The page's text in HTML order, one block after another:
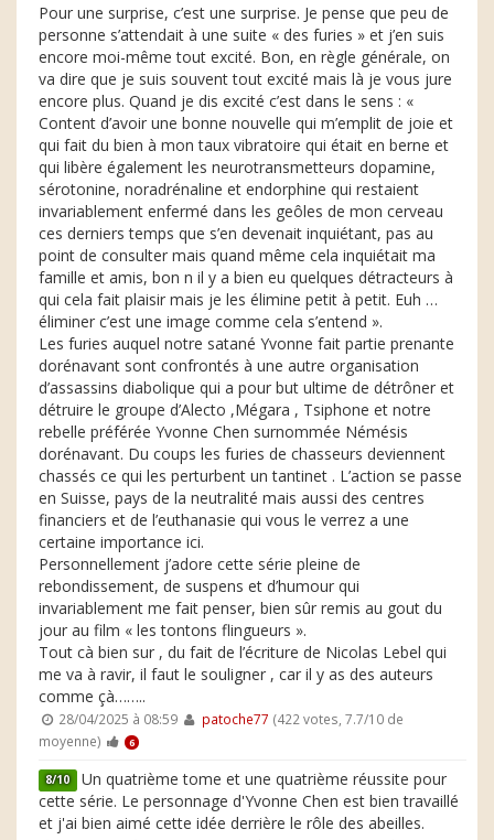
Pour une surprise, c’est une surprise. Je pense que peu de
personne s’attendait à une suite « des furies » et j’en suis
encore moi-même tout excité. Bon, en règle générale, on
va dire que je suis souvent tout excité mais là je vous jure
encore plus. Quand je dis excité c’est dans le sens : «
Content d’avoir une bonne nouvelle qui m’emplit de joie et
qui fait du bien à mon taux vibratoire qui était en berne et
qui libère également les neurotransmetteurs dopamine,
sérotonine, noradrénaline et endorphine qui restaient
invariablement enfermé dans les geôles de mon cerveau
ces derniers temps que s’en devenait inquiétant, pas au
point de consulter mais quand même cela inquiétait ma
famille et amis, bon n il y a bien eu quelques détracteurs à
qui cela fait plaisir mais je les élimine petit à petit. Euh …
éliminer c’est une image comme cela s’entend ».
Les furies auquel notre satané Yvonne fait partie prenante
dorénavant sont confrontés à une autre organisation
d’assassins diabolique qui a pour but ultime de détrôner et
détruire le groupe d’Alecto ,Mégara , Tsiphone et notre
rebelle préférée Yvonne Chen surnommée Némésis
dorénavant. Du coups les furies de chasseurs deviennent
chassés ce qui les perturbent un tantinet . L’action se passe
en Suisse, pays de la neutralité mais aussi des centres
financiers et de l’euthanasie qui vous le verrez a une
certaine importance ici.
Personnellement j’adore cette série pleine de
rebondissement, de suspens et d’humour qui
invariablement me fait penser, bien sûr remis au gout du
jour au film « les tontons flingueurs ».
Tout cà bien sur , du fait de l’écriture de Nicolas Lebel qui
me va à ravir, il faut le souligner , car il y as des auteurs
comme çà……..
28/04/2025 à 08:59 patoche77 (422 votes, 7.7/10 de
moyenne)
6
8/10 Un quatrième tome et une quatrième réussite pour
cette série. Le personnage d'Yvonne Chen est bien travaillé
et j'ai bien aimé cette idée derrière le rôle des abeilles.